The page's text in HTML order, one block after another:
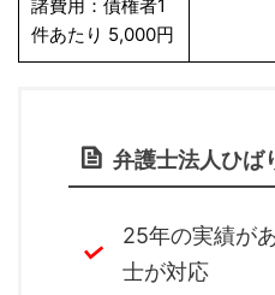
諸費用：債権者1
件あたり 5,000円
弁護士法人ひば
25年の実績が
士が対応